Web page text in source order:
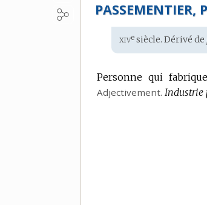
PASSEMENTIER,
Étymologie
:
xive siècle. Dérivé de
Personne qui
Adjectivement. Industrie